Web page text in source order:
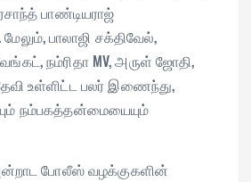
பாண்டியராஜ்
பாலாஜி சக்திவேல்,
நம்ரிதா MV, அருள் ஜோதி,
உள்ளிட்ட பலர் இணைந்து,
நம்பகத்தன்மையையும்
போலீஸ் வழக்குகளின்